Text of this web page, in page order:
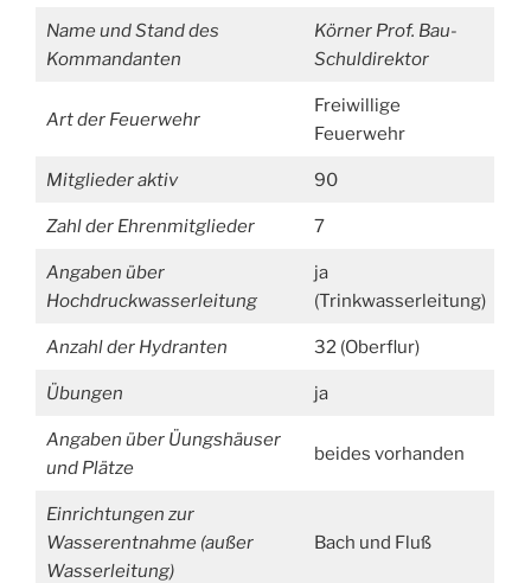
Name und Stand des
Kommandanten
Körner Prof. Bau-
Schuldirektor
Art der Feuerwehr
Freiwillige
Feuerwehr
Mitglieder aktiv 90
Zahl der Ehrenmitglieder 7
Angaben über
Hochdruckwasserleitung
ja
(Trinkwasserleitung)
Anzahl der Hydranten 32 (Oberflur)
Übungen ja
Angaben über Üungshäuser
und Plätze
beides vorhanden
Einrichtungen zur
Wasserentnahme (außer
Wasserleitung)
Bach und Fluß